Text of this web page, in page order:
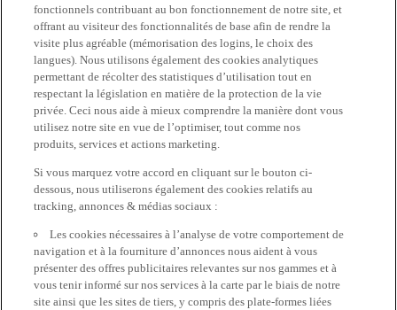
fonctionnels contribuant au bon fonctionnement de notre site, et
offrant au visiteur des fonctionnalités de base afin de rendre la
visite plus agréable (mémorisation des logins, le choix des
langues). Nous utilisons également des cookies analytiques
permettant de récolter des statistiques d’utilisation tout en
respectant la législation en matière de la protection de la vie
privée. Ceci nous aide à mieux comprendre la manière dont vous
utilisez notre site en vue de l’optimiser, tout comme nos
produits, services et actions marketing.
Si vous marquez votre accord en cliquant sur le bouton ci-
dessous, nous utiliserons également des cookies relatifs au
tracking, annonces & médias sociaux :
Les cookies nécessaires à l’analyse de votre comportement de
navigation et à la fourniture d’annonces nous aident à vous
présenter des offres publicitaires relevantes sur nos gammes et à
vous tenir informé sur nos services à la carte par le biais de notre
site ainsi que les sites de tiers, y compris des plate-formes liées